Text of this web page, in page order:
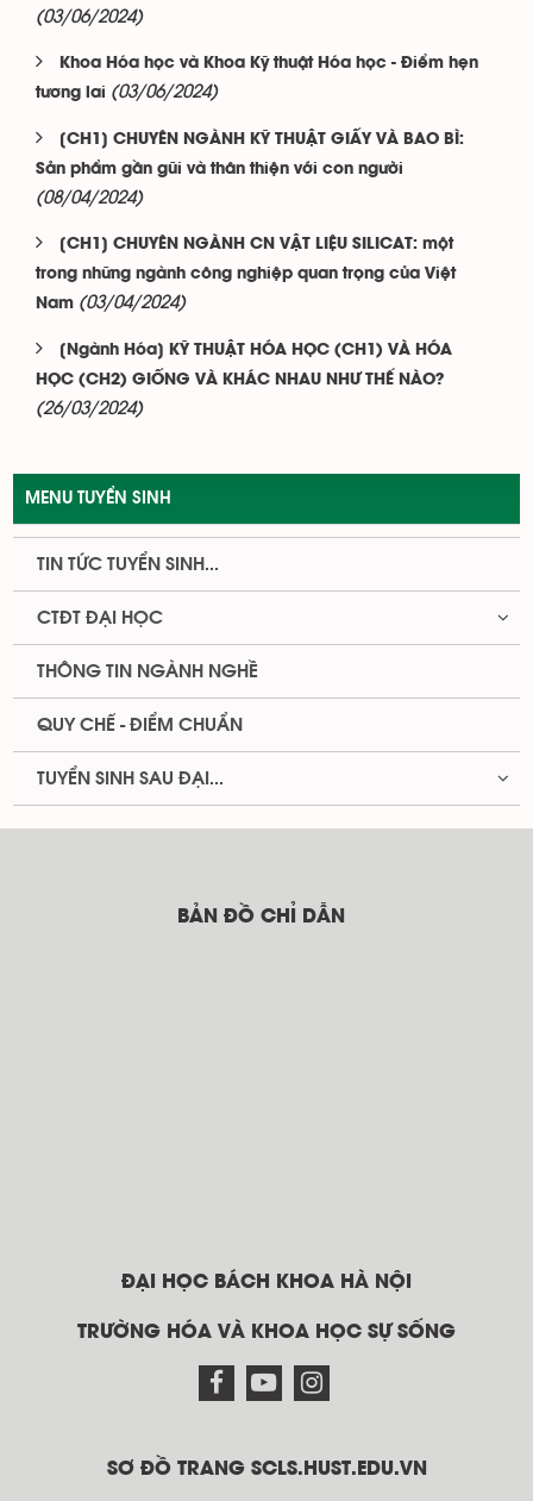
(03/06/2024)
Khoa Hóa học và Khoa Kỹ thuật Hóa học - Điểm hẹn
tương lai (03/06/2024)
[CH1] CHUYÊN NGÀNH KỸ THUẬT GIẤY VÀ BAO BÌ:
Sản phẩm gần gũi và thân thiện với con người
(08/04/2024)
[CH1] CHUYÊN NGÀNH CN VẬT LIỆU SILICAT: một
trong những ngành công nghiệp quan trọng của Việt
Nam (03/04/2024)
[Ngành Hóa] KỸ THUẬT HÓA HỌC (CH1) VÀ HÓA
HỌC (CH2) GIỐNG VÀ KHÁC NHAU NHƯ THẾ NÀO?
(26/03/2024)
MENU TUYỂN SINH
TIN TỨC TUYỂN SINH...
CTĐT ĐẠI HỌC
THÔNG TIN NGÀNH NGHỀ
QUY CHẾ - ĐIỂM CHUẨN
TUYỂN SINH SAU ĐẠI...
BẢN ĐỒ CHỈ DẪN
ĐẠI HỌC BÁCH KHOA HÀ NỘI
TRƯỜNG HÓA VÀ KHOA HỌC SỰ SỐNG
SƠ ĐỒ TRANG SCLS.HUST.EDU.VN